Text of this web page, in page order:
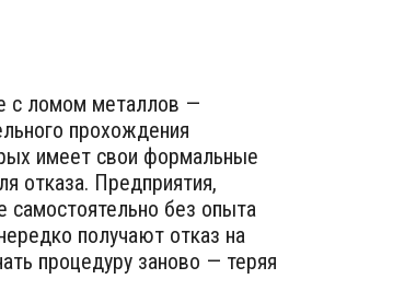
с ломом металлов —
прохождения
имеет свои формальные
отказа. Предприятия,
самостоятельно без опыта
получают отказ на
процедуру заново — теряя